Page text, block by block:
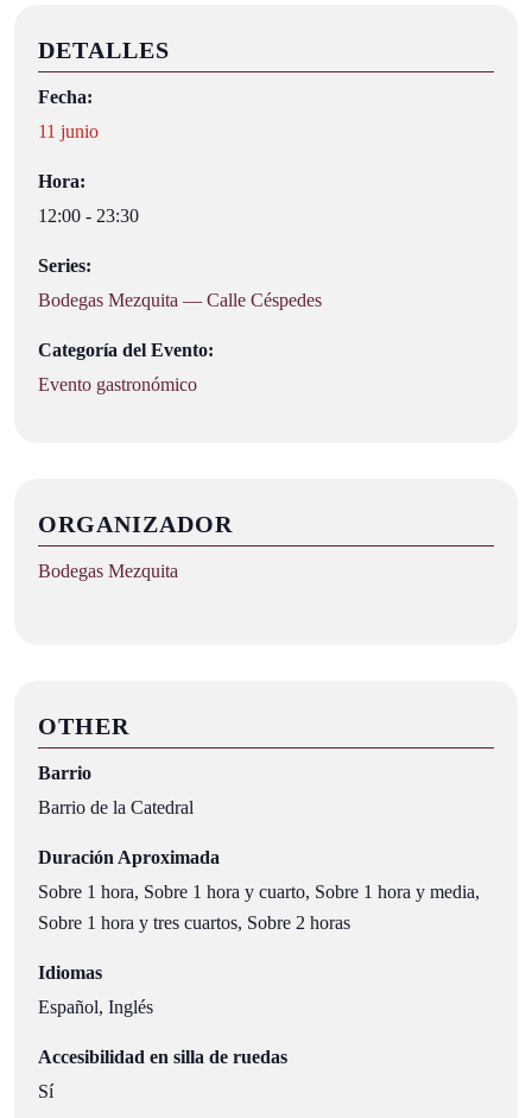
DETALLES
Fecha:
11 junio
Hora:
12:00 - 23:30
Series:
Bodegas Mezquita — Calle Céspedes
Categoría del Evento:
Evento gastronómico
ORGANIZADOR
Bodegas Mezquita
OTHER
Barrio
Barrio de la Catedral
Duración Aproximada
Sobre 1 hora, Sobre 1 hora y cuarto, Sobre 1 hora y media,
Sobre 1 hora y tres cuartos, Sobre 2 horas
Idiomas
Español, Inglés
Accesibilidad en silla de ruedas
Sí